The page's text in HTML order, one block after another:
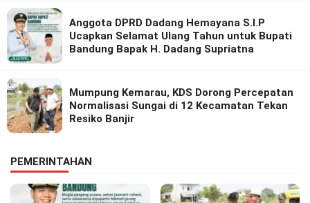
Anggota DPRD Dadang Hemayana S.I.P
Ucapkan Selamat Ulang Tahun untuk Bupati
Bandung Bapak H. Dadang Supriatna
Mumpung Kemarau, KDS Dorong Percepatan
Normalisasi Sungai di 12 Kecamatan Tekan
Resiko Banjir
PEMERINTAHAN